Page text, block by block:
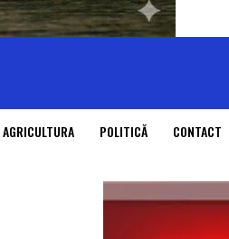
AGRICULTURA POLITICĂ CONTACT